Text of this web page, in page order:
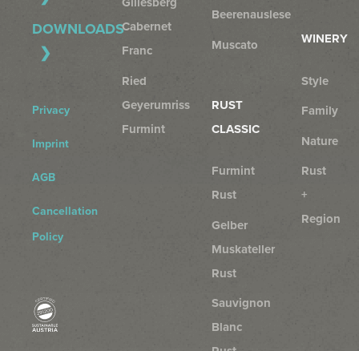
DOWNLOADS
Privacy
Imprint
AGB
Cancellation
Policy
Cabernet
Franc
Ried
Geyerumriss
Furmint
Beerenauslese
Muscato
RUST
CLASSIC
Furmint
Rust
Gelber
Muskateller
Rust
Sauvignon
Blanc
WINERY
Style
Family
Nature
Rust
+
Region